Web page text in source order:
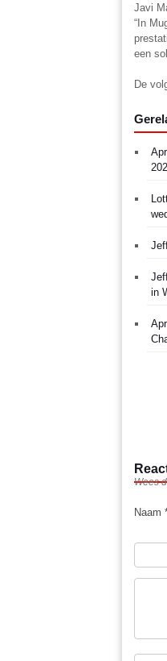
Javi
“In
een
De
in
Wees
Naam